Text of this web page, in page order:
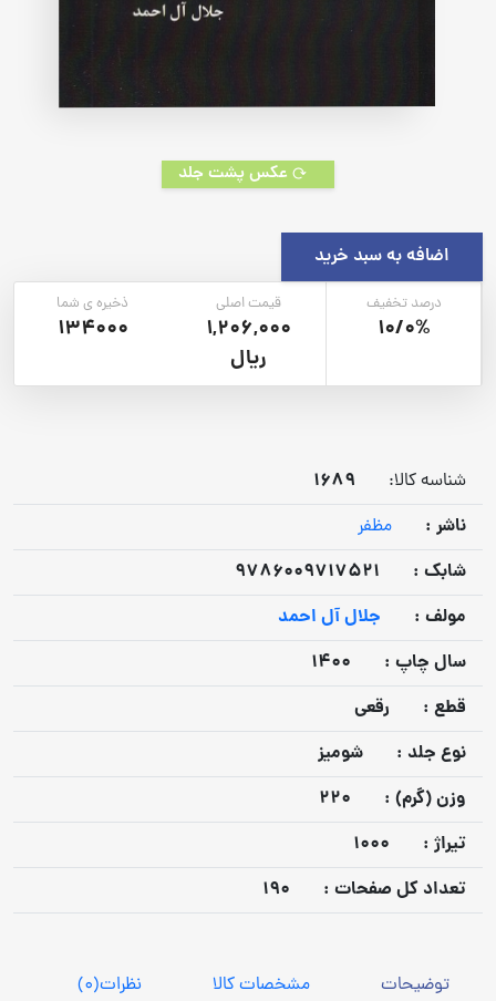
عکس پشت جلد
اضافه به سبد خرید
درصد تخفیف
10/0%
قیمت اصلی
1,206,000
ریال
ذخیره ی شما
134000
شناسه کالا:
1689
ناشر :
مظفر
شابک :
9786009717521
مولف :
جلال آل احمد
سال چاپ :
1400
قطع :
رقعی
نوع جلد :
شومیز
وزن (گرم) :
220
تيراژ :
1000
تعداد كل صفحات :
190
توضیحات مشخصات کالا نظرات(0)